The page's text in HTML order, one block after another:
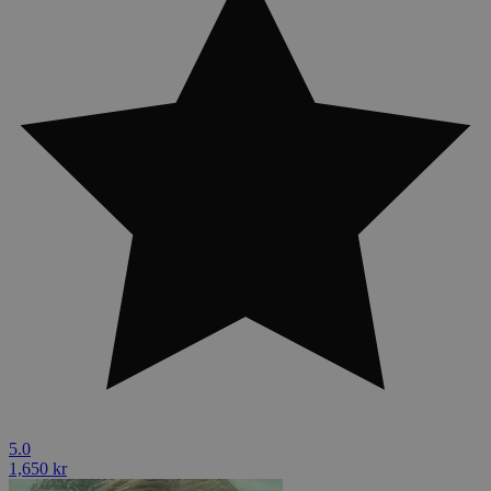
5.0
1,650 kr